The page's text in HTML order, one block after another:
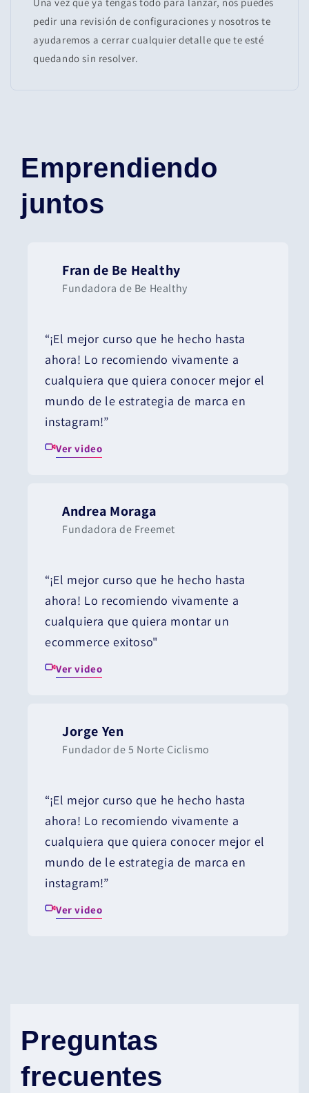
Una vez que ya tengas todo para lanzar, nos puedes
pedir una revisión de configuraciones y nosotros te
ayudaremos a cerrar cualquier detalle que te esté
quedando sin resolver.
Emprendiendo
juntos
Fran de Be Healthy
Fundadora de Be Healthy
“¡El mejor curso que he hecho hasta
ahora! Lo recomiendo vivamente a
cualquiera que quiera conocer mejor el
mundo de le estrategia de marca en
instagram!”
Ver video
Andrea Moraga
Fundadora de Freemet
“¡El mejor curso que he hecho hasta
ahora! Lo recomiendo vivamente a
cualquiera que quiera montar un
ecommerce exitoso"
Ver video
Jorge Yen
Fundador de 5 Norte Ciclismo
“¡El mejor curso que he hecho hasta
ahora! Lo recomiendo vivamente a
cualquiera que quiera conocer mejor el
mundo de le estrategia de marca en
instagram!”
Ver video
Preguntas
frecuentes